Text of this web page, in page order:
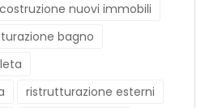
costruzione nuovi immobili
bagno
ristrutturazione esterni